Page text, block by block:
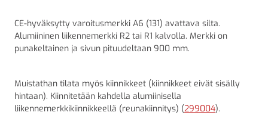
CE-hyväksytty varoitusmerkki A6 (131) avattava silta.
Alumiininen liikennemerkki R2 tai R1 kalvolla. Merkki on
punakeltainen ja sivun pituudeltaan 900 mm.
Muistathan tilata myös kiinnikkeet (kiinnikkeet eivät sisälly
hintaan). Kiinnitetään kahdella alumiinisella
liikennemerkkikiinnikkeellä (reunakiinnitys) (299004).